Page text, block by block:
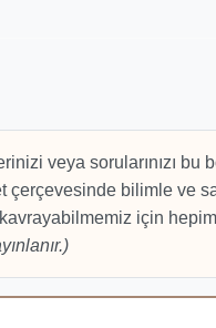
veya sorularınızı
çerçevesinde bilimle ve
için